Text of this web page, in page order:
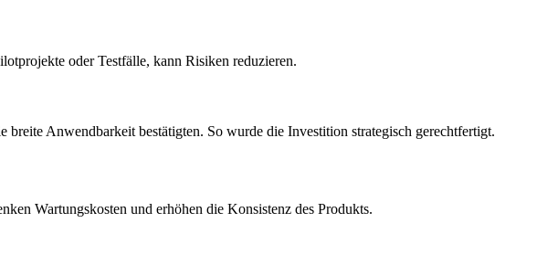
oder Testfälle, kann Risiken reduzieren.
Anwendbarkeit bestätigten. So wurde die Investition strategisch gerechtfertigt.
Wartungskosten und erhöhen die Konsistenz des Produkts.